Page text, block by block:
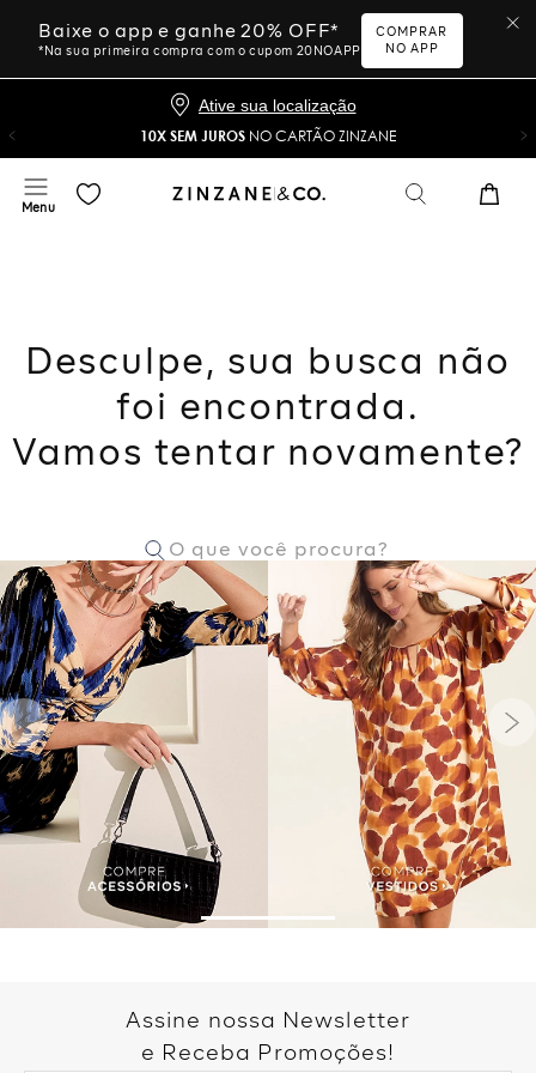
Baixe o app e ganhe 20% OFF*
*Na sua primeira compra com o cupom 20NOAPP
COMPRAR
NO APP
Ative sua localização
10X SEM JUROS NO CARTÃO ZINZANE
Desculpe, sua busca não
foi encontrada.
Vamos tentar novamente?
Assine nossa Newsletter
e Receba Promoções!